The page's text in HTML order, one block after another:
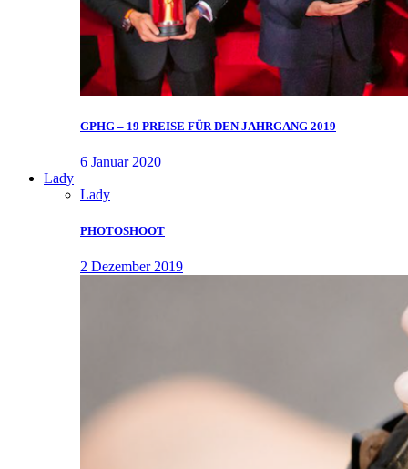
GPHG – 19 PREISE FÜR DEN JAHRGANG 2019
6 Januar 2020
Lady
Lady
PHOTOSHOOT
2 Dezember 2019